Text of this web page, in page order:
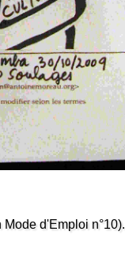
d'Emploi n°10).